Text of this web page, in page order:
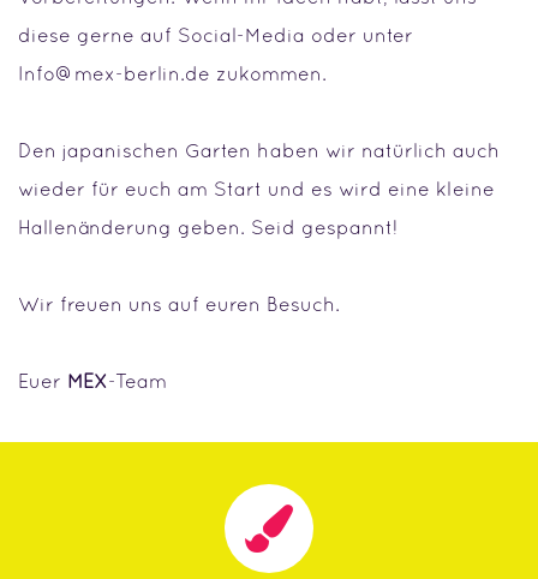
diese gerne auf Social-Media oder unter
Info@mex-berlin.de zukommen.
Den japanischen Garten haben wir natürlich auch
wieder für euch am Start und es wird eine kleine
Hallenänderung geben. Seid gespannt!
Wir freuen uns auf euren Besuch.
Euer MEX-Team